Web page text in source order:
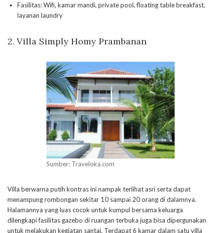
Fasilitas: Wifi, kamar mandi, private pool, floating table breakfast,
layanan laundry
2. Villa Simply Homy Prambanan
Sumber: Traveloka.com
Villa berwarna putih kontras ini nampak terlihat asri serta dapat
menampung rombongan sekitar 10 sampai 20 orang di dalamnya.
Halamannya yang luas cocok untuk kumpul bersama keluarga
dilengkapi fasilitas gazebo di ruangan terbuka juga bisa dipergunakan
untuk melakukan kegiatan santai. Terdapat 6 kamar dalam satu villa